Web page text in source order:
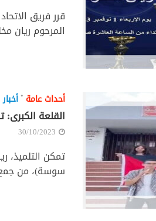
قرر فريق
المرحوم ريان
أحداث عامة • أخبار
القلعة
30/10/2023
سوسة)، من جمع